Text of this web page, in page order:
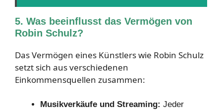
5. Was beeinflusst das Vermögen von
Robin Schulz?
Das Vermögen eines Künstlers wie Robin Schulz
setzt sich aus verschiedenen
Einkommensquellen zusammen:
Musikverkäufe und Streaming: Jeder